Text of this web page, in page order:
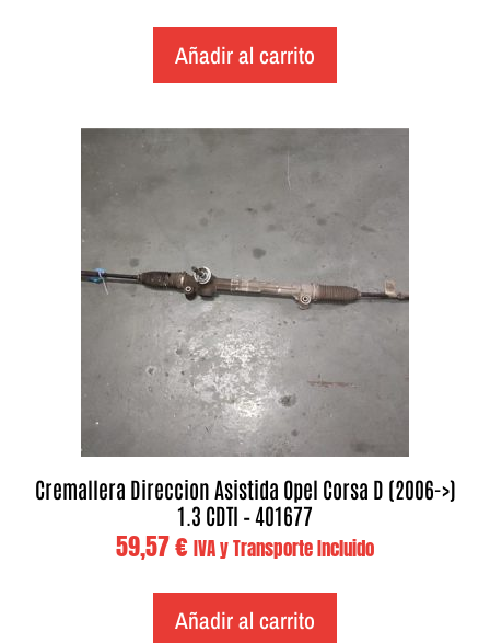
Añadir al carrito
Cremallera Direccion Asistida Opel Corsa D (2006->)
1.3 CDTI – 401677
59,57€ IVA y Transporte Incluido
Añadir al carrito